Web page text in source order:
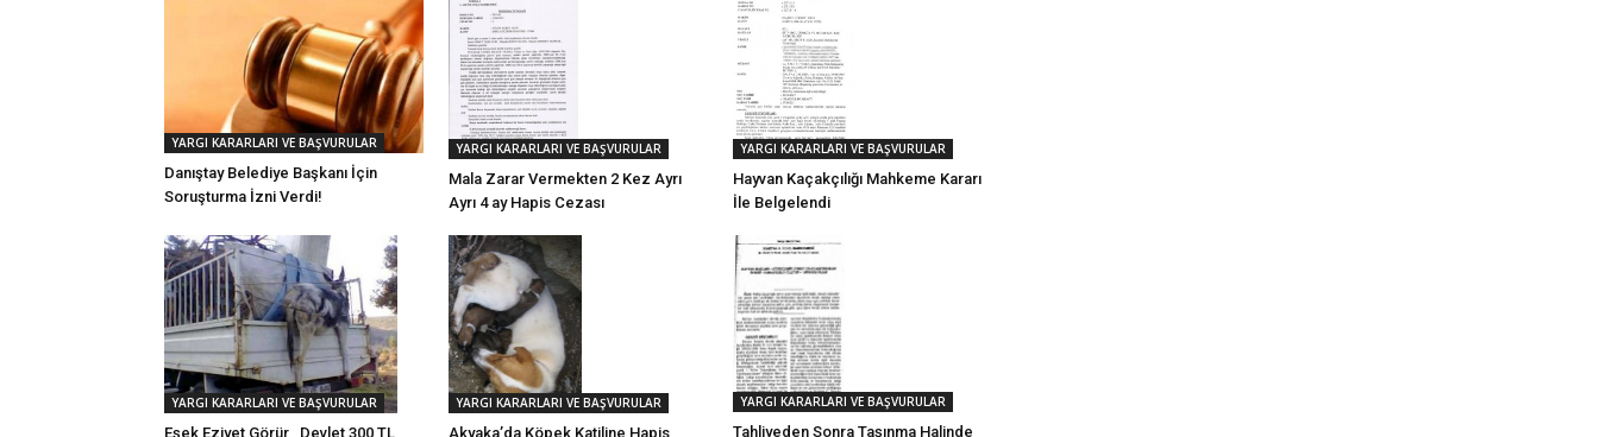
YARGI KARARLARI VE BAŞVURULAR
Danıştay Belediye Başkanı İçin
Soruşturma İzni Verdi!
YARGI KARARLARI VE BAŞVURULAR
Mala Zarar Vermekten 2 Kez Ayrı
Ayrı 4 ay Hapis Cezası
YARGI KARARLARI VE BAŞVURULAR
Hayvan Kaçakçılığı Mahkeme Kararı
İle Belgelendi
YARGI KARARLARI VE BAŞVURULAR
Eşek Eziyet Görür , Devlet 300 TL
YARGI KARARLARI VE BAŞVURULAR
Akyaka’da Köpek Katiline Hapis,
YARGI KARARLARI VE BAŞVURULAR
Tahliyeden Sonra Taşınma Halinde